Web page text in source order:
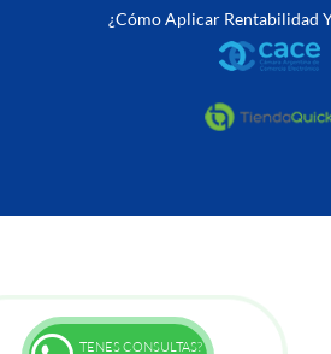
¿Cómo Aplicar Rentabilidad
TENES CONSULTAS?